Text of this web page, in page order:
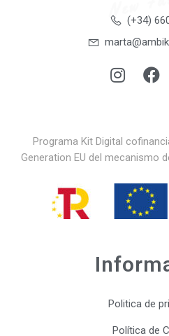
(+34)
Programa Kit Digital
Generation EU del mecanismo
Politica de
Política de